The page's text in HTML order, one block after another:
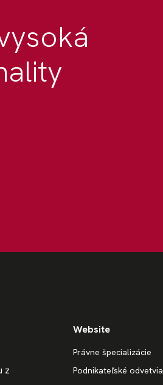
z
Website
Právne špecializácie
Podnikateľské odvetvia